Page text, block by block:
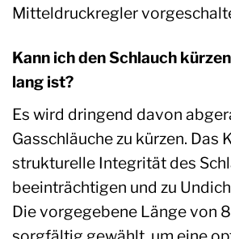
Mitteldruckregler
Kann ich den Schlauch
lang ist?
Es wird dringend davon
Gasschläuche zu kürzen. Das
strukturelle Integrität des
beeinträchtigen und zu
Die vorgegebene Länge von